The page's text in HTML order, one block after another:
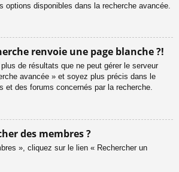
options disponibles dans la recherche avancée.
renvoie une page blanche ?!
de résultats que ne peut gérer le serveur
avancée » et soyez plus précis dans le
et des forums concernés par la recherche.
des membres ?
», cliquez sur le lien « Rechercher un